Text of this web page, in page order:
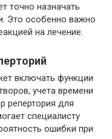
точно назначать
Это особенно важно
на лечение.
включать функции
учета времени
репертория для
специалисту
ошибки при